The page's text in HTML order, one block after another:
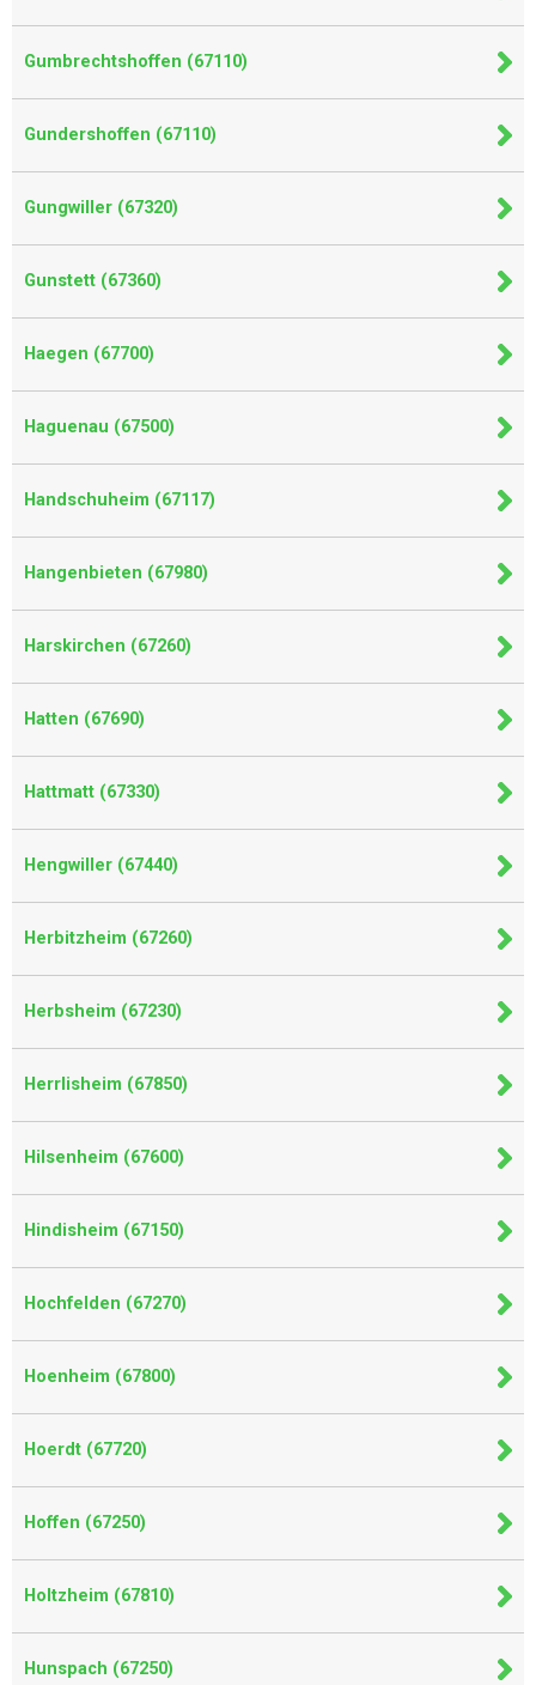
Gumbrechtshoffen (67110)
Gundershoffen (67110)
Gungwiller (67320)
Gunstett (67360)
Haegen (67700)
Haguenau (67500)
Handschuheim (67117)
Hangenbieten (67980)
Harskirchen (67260)
Hatten (67690)
Hattmatt (67330)
Hengwiller (67440)
Herbitzheim (67260)
Herbsheim (67230)
Herrlisheim (67850)
Hilsenheim (67600)
Hindisheim (67150)
Hochfelden (67270)
Hoenheim (67800)
Hoerdt (67720)
Hoffen (67250)
Holtzheim (67810)
Hunspach (67250)